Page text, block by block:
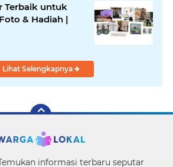
Terbaik untuk
& Hadiah |
Lihat Selengkapnya
informasi terbaru seputar